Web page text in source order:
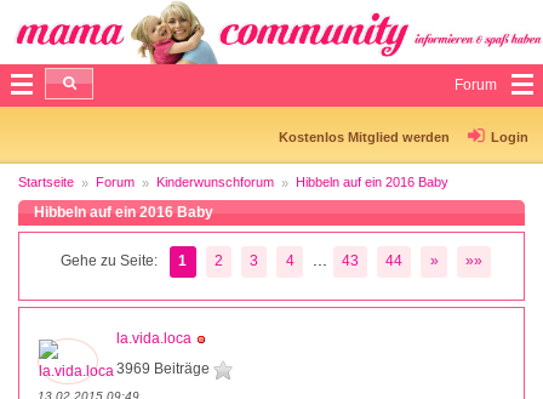
Forum
Kostenlos Mitglied werden Login
Startseite Forum Kinderwunschforum Hibbeln auf ein 2016 Baby
Hibbeln auf ein 2016 Baby
Gehe zu Seite: 1 2 3 4 43 44 » »»
la.vida.loca
3969 Beiträge
13.02.2015 09:49